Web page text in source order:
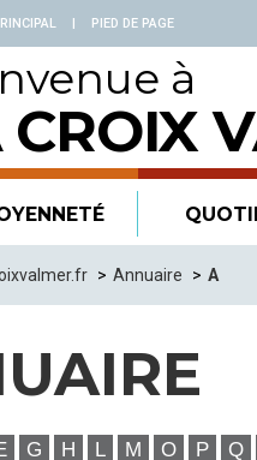
| PIED DE PAGE
à
CROIX
Annuaire A
G H L M O P Q